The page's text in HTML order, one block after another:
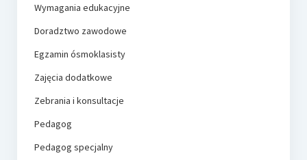
Wymagania edukacyjne
Doradztwo zawodowe
Egzamin ósmoklasisty
Zajęcia dodatkowe
Zebrania i konsultacje
Pedagog
Pedagog specjalny